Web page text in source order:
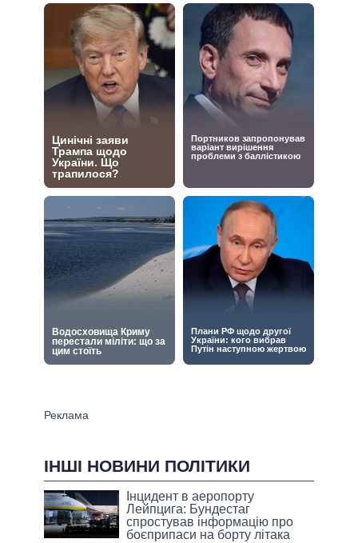
ІНШІ НОВИНИ ПОЛІТИКИ
Інцидент в аеропорту
Лейпцига: Бундестаг
спростував інформацію про
боєприпаси на борту літака